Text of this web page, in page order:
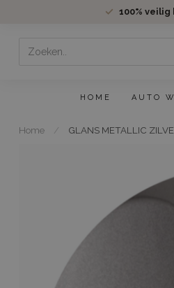
100% veilig
HOME AUTO
Home / GLANS METALLIC